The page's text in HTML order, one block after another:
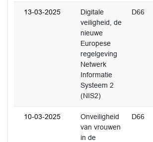
13-03-2025
Digitale
veiligheid, de
nieuwe
Europese
regelgeving
Netwerk
Informatie
Systeem 2
(NIS2)
D66
10-03-2025
Onveiligheid
van vrouwen
in de
D66